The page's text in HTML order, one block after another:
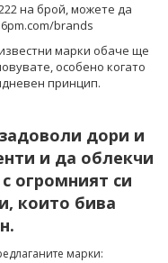
на брой, можете да
brands
марки обаче ще
особено когато
принцип.
дори и
и да облекчи
огромният си
които бива
марки: